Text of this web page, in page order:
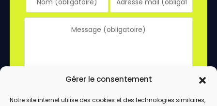
Gérer le consentement
Notre site internet utilise des cookies et des technologies similaires,